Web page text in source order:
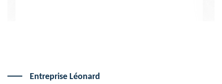
Entreprise Léonard